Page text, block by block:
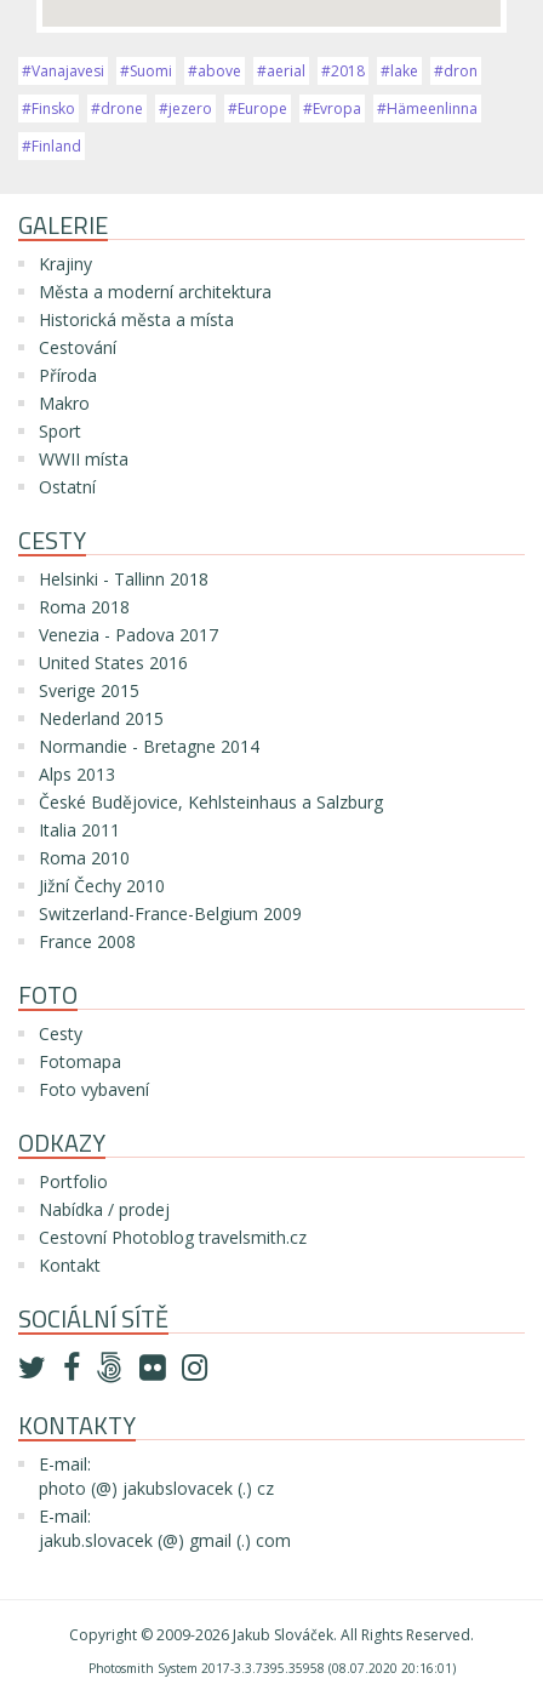
#Vanajavesi #Suomi #above #aerial #2018 #lake
#dron
#Finsko
#drone #jezero #Europe #Evropa
#Hämeenlinna
#Finland
GALERIE
Krajiny
Města a moderní architektura
Historická města a místa
Cestování
Příroda
Makro
Sport
WWII místa
Ostatní
CESTY
Helsinki - Tallinn 2018
Roma 2018
Venezia - Padova 2017
United States 2016
Sverige 2015
Nederland 2015
Normandie - Bretagne 2014
Alps 2013
České Budějovice, Kehlsteinhaus a Salzburg
Italia 2011
Roma 2010
Jižní Čechy 2010
Switzerland-France-Belgium 2009
France 2008
FOTO
Cesty
Fotomapa
Foto vybavení
ODKAZY
Portfolio
Nabídka / prodej
Cestovní Photoblog travelsmith.cz
Kontakt
SOCIÁLNÍ SÍTĚ
KONTAKTY
E-mail:
photo (@) jakubslovacek (.) cz
E-mail:
jakub.slovacek (@) gmail (.) com
Copyright © 2009-2026 Jakub Slováček. All Rights Reserved.
Photosmith System 2017-3.3.7395.35958 (08.07.2020 20:16:01)